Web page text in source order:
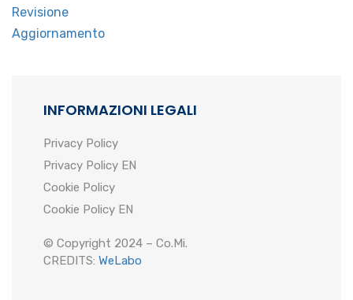
Revisione
Aggiornamento
INFORMAZIONI LEGALI
Privacy Policy
Privacy Policy EN
Cookie Policy
Cookie Policy EN
© Copyright 2024 – Co.Mi.
CREDITS: WeLabo